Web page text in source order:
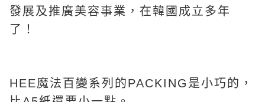
發展及推廣美容事業，在韓國成立多年
了！
HEE魔法百變系列的PACKING是小巧的，